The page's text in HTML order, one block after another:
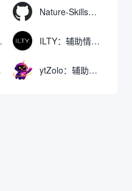
Nature-Skills：辅助撰写学术论文和绘制科研图表的智能体插件
代理网关 ILTY：辅助情绪疏导与提供行动建议的AI陪伴工具
工具 ytZolo：辅助创建和优化YouTube视频内容的生成工具